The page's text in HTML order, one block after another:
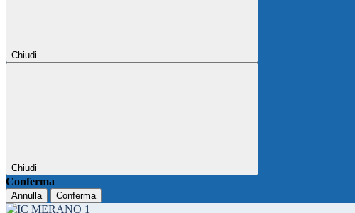
Chiudi
Chiudi
Conferma
Annulla Conferma